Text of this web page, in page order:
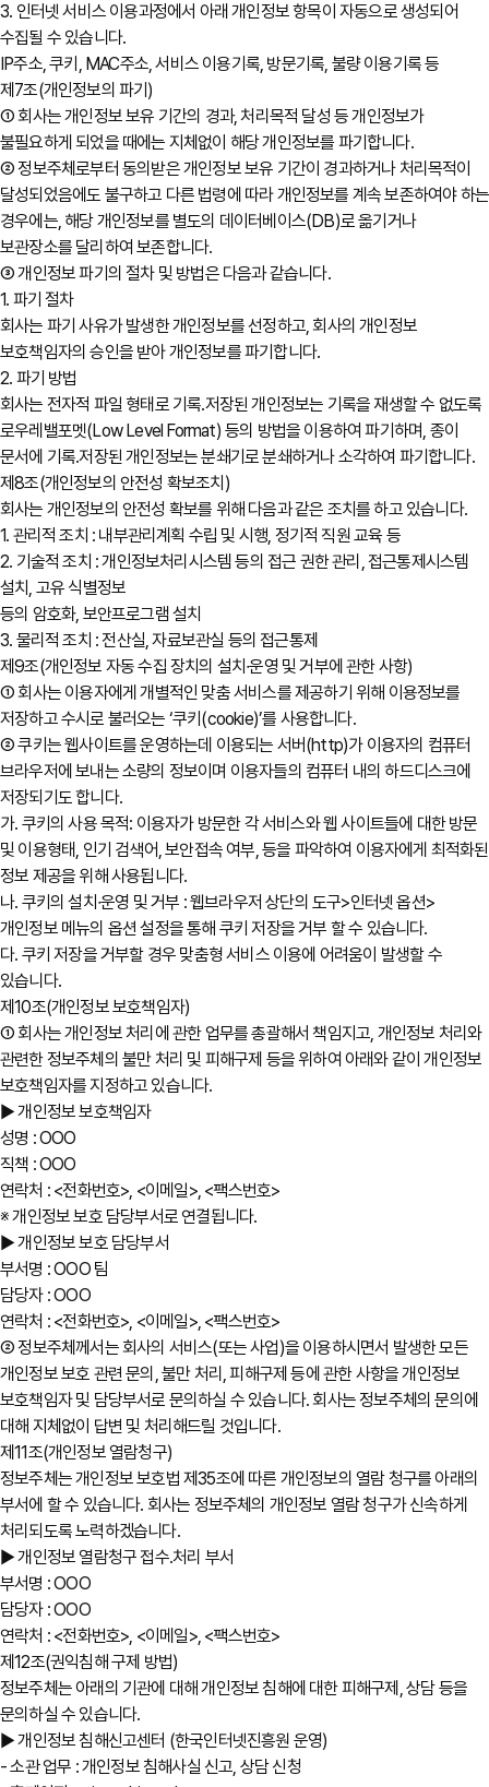
3. 인터넷 서비스 이용과정에서 아래 개인정보 항목이 자동으로 생성되어
수집될 수 있습니다.
IP주소, 쿠키, MAC주소, 서비스 이용기록, 방문기록, 불량 이용기록 등
제7조(개인정보의 파기)
① 회사는 개인정보 보유 기간의 경과, 처리목적 달성 등 개인정보가
불필요하게 되었을 때에는 지체없이 해당 개인정보를 파기합니다.
② 정보주체로부터 동의받은 개인정보 보유 기간이 경과하거나 처리목적이
달성되었음에도 불구하고 다른 법령에 따라 개인정보를 계속 보존하여야 하는
경우에는, 해당 개인정보를 별도의 데이터베이스(DB)로 옮기거나
보관장소를 달리하여 보존합니다.
③ 개인정보 파기의 절차 및 방법은 다음과 같습니다.
1. 파기 절차
회사는 파기 사유가 발생한 개인정보를 선정하고, 회사의 개인정보
보호책임자의 승인을 받아 개인정보를 파기합니다.
2. 파기 방법
회사는 전자적 파일 형태로 기록․저장된 개인정보는 기록을 재생할 수 없도록
로우레밸포멧(Low Level Format) 등의 방법을 이용하여 파기하며, 종이
문서에 기록․저장된 개인정보는 분쇄기로 분쇄하거나 소각하여 파기합니다.
제8조(개인정보의 안전성 확보조치)
회사는 개인정보의 안전성 확보를 위해 다음과 같은 조치를 하고 있습니다.
1. 관리적 조치 : 내부관리계획 수립 및 시행, 정기적 직원 교육 등
2. 기술적 조치 : 개인정보처리시스템 등의 접근 권한 관리, 접근통제시스템
설치, 고유 식별정보
등의 암호화, 보안프로그램 설치
3. 물리적 조치 : 전산실, 자료보관실 등의 접근통제
제9조(개인정보 자동 수집 장치의 설치∙운영 및 거부에 관한 사항)
① 회사는 이용자에게 개별적인 맞춤 서비스를 제공하기 위해 이용정보를
저장하고 수시로 불러오는 ‘쿠키(cookie)’를 사용합니다.
② 쿠키는 웹사이트를 운영하는데 이용되는 서버(http)가 이용자의 컴퓨터
브라우저에 보내는 소량의 정보이며 이용자들의 컴퓨터 내의 하드디스크에
저장되기도 합니다.
가. 쿠키의 사용 목적: 이용자가 방문한 각 서비스와 웹 사이트들에 대한 방문
및 이용형태, 인기 검색어, 보안접속 여부, 등을 파악하여 이용자에게 최적화된
정보 제공을 위해 사용됩니다.
나. 쿠키의 설치∙운영 및 거부 : 웹브라우저 상단의 도구>인터넷 옵션>
개인정보 메뉴의 옵션 설정을 통해 쿠키 저장을 거부 할 수 있습니다.
다. 쿠키 저장을 거부할 경우 맞춤형 서비스 이용에 어려움이 발생할 수
있습니다.
제10조(개인정보 보호책임자)
① 회사는 개인정보 처리에 관한 업무를 총괄해서 책임지고, 개인정보 처리와
관련한 정보주체의 불만 처리 및 피해구제 등을 위하여 아래와 같이 개인정보
보호책임자를 지정하고 있습니다.
▶ 개인정보 보호책임자
성명 : OOO
직책 : OOO
연락처 : <전화번호>, <이메일>, <팩스번호>
※ 개인정보 보호 담당부서로 연결됩니다.
▶ 개인정보 보호 담당부서
부서명 : OOO 팀
담당자 : OOO
연락처 : <전화번호>, <이메일>, <팩스번호>
② 정보주체께서는 회사의 서비스(또는 사업)을 이용하시면서 발생한 모든
개인정보 보호 관련 문의, 불만 처리, 피해구제 등에 관한 사항을 개인정보
보호책임자 및 담당부서로 문의하실 수 있습니다. 회사는 정보주체의 문의에
대해 지체없이 답변 및 처리해드릴 것입니다.
제11조(개인정보 열람청구)
정보주체는 개인정보 보호법 제35조에 따른 개인정보의 열람 청구를 아래의
부서에 할 수 있습니다. 회사는 정보주체의 개인정보 열람 청구가 신속하게
처리되도록 노력하겠습니다.
▶ 개인정보 열람청구 접수․처리 부서
부서명 : OOO
담당자 : OOO
연락처 : <전화번호>, <이메일>, <팩스번호>
제12조(권익침해 구제 방법)
정보주체는 아래의 기관에 대해 개인정보 침해에 대한 피해구제, 상담 등을
문의하실 수 있습니다.
▶ 개인정보 침해신고센터 (한국인터넷진흥원 운영)
- 소관 업무 : 개인정보 침해사실 신고, 상담 신청